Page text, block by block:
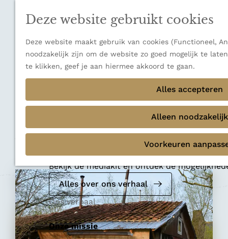
Deze website gebruikt cookies
Deze website maakt gebruik van cookies (Functioneel,
noodzakelijk zijn om de website zo goed mogelijk te
te klikken, geef je aan hiermee akkoord te gaan.
Alles accepteren
Alleen noodzakelijk
Voorkeuren
Terug Ons verhaal
Bekijk de mediakit en ontdek de
Alles over ons verhaal
Ons verhaal
Onze missie
Het Bazipzeehok
Mini-camping
Voeg toe als favoriet